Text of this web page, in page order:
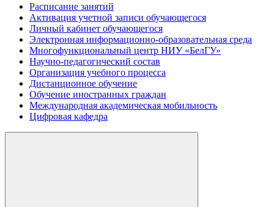
Расписание занятий
Активация учетной записи обучающегося
Личный кабинет обучающегося
Электронная информационно-образовательная среда
Многофункциональный центр НИУ «БелГУ»
Научно-педагогический состав
Организация учебного процесса
Дистанционное обучение
Обучение иностранных граждан
Международная академическая мобильность
Цифровая кафедра